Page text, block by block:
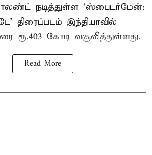
நடித்துள்ள ‘ஸ்பைடர்மேன்:
திரைப்படம் இந்தியாவில்
ரூ.403 கோடி வசூலித்துள்ளது.
Read More